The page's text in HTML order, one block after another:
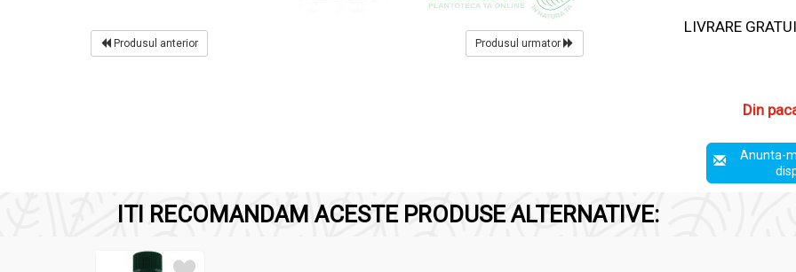
Produsul anterior Produsul urmator
LIVRARE
Din
Anunta-
ITI RECOMANDAM ACESTE PRODUSE ALTERNATIVE: